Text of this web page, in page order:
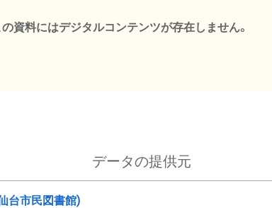
の資料にはデジタルコンテンツが存在しません。
データの提供元
台市民図書館)